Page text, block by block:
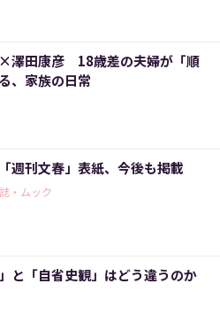
澤田康彦 18歳差の夫婦が「順
、家族の日常
週刊文春」表紙、今後も掲載
・ムック
と「自省史観」はどう違うのか